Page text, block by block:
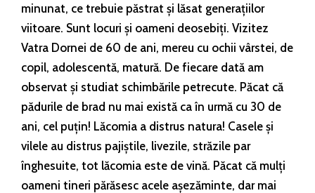
minunat, ce trebuie păstrat și lăsat generațiilor
viitoare. Sunt locuri și oameni deosebiți. Vizitez
Vatra Dornei de 60 de ani, mereu cu ochii vârstei, de
copil, adolescentă, matură. De fiecare dată am
observat și studiat schimbările petrecute. Păcat că
pădurile de brad nu mai există ca în urmă cu 30 de
ani, cel puțin! Lăcomia a distrus natura! Casele și
vilele au distrus pajiștile, livezile, străzile par
înghesuite, tot lăcomia este de vină. Păcat că mulți
oameni tineri părăsesc acele așezăminte, dar mai